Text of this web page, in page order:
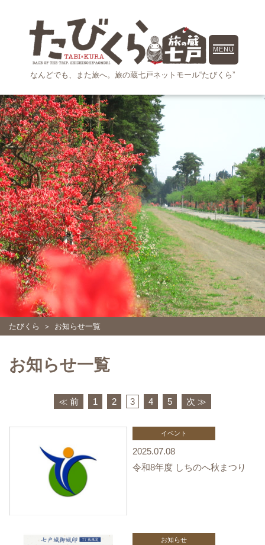
MENU
なんどでも、また旅へ。 旅の蔵七戸ネットモール“たびくら”
たびくら お知らせ一覧
お知らせ一覧
≪ 前 1 2 3 4 5 次 ≫
イベント
2025.07.08
令和8年度 しちのへ秋まつり
お知らせ